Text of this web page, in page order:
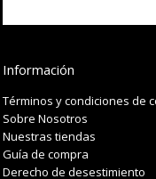
Información
Términos y condiciones de
Sobre Nosotros
Nuestras tiendas
Guía de compra
Derecho de desestimiento